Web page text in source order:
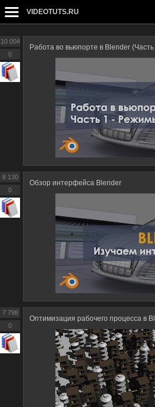
VIDEOTUTS.RU
Работа во вьюпорте в Blender
10 004
0
Обзор интерфейса Blender
8 130
0
Оптимизация рабочего процесса в
7 798
0